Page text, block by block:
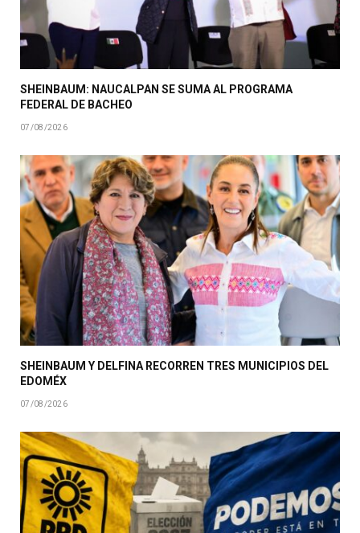
SHEINBAUM: NAUCALPAN SE SUMA AL PROGRAMA
FEDERAL DE BACHEO
07/08/2026
SHEINBAUM Y DELFINA RECORREN TRES MUNICIPIOS DEL
EDOMÉX
07/08/2026